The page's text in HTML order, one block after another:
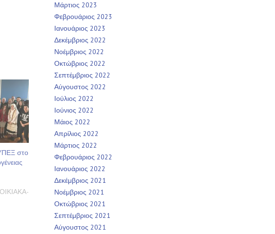
στο
Μάρτιος 2023
Φεβρουάριος 2023
Ιανουάριος 2023
Δεκέμβριος 2022
Νοέμβριος 2022
Οκτώβριος 2022
Σεπτέμβριος 2022
Αύγουστος 2022
Ιούλιος 2022
Ιούνιος 2022
Μάιος 2022
Απρίλιος 2022
Μάρτιος 2022
Φεβρουάριος 2022
Ιανουάριος 2022
Δεκέμβριος 2021
Νοέμβριος 2021
Οκτώβριος 2021
Σεπτέμβριος 2021
Αύγουστος 2021